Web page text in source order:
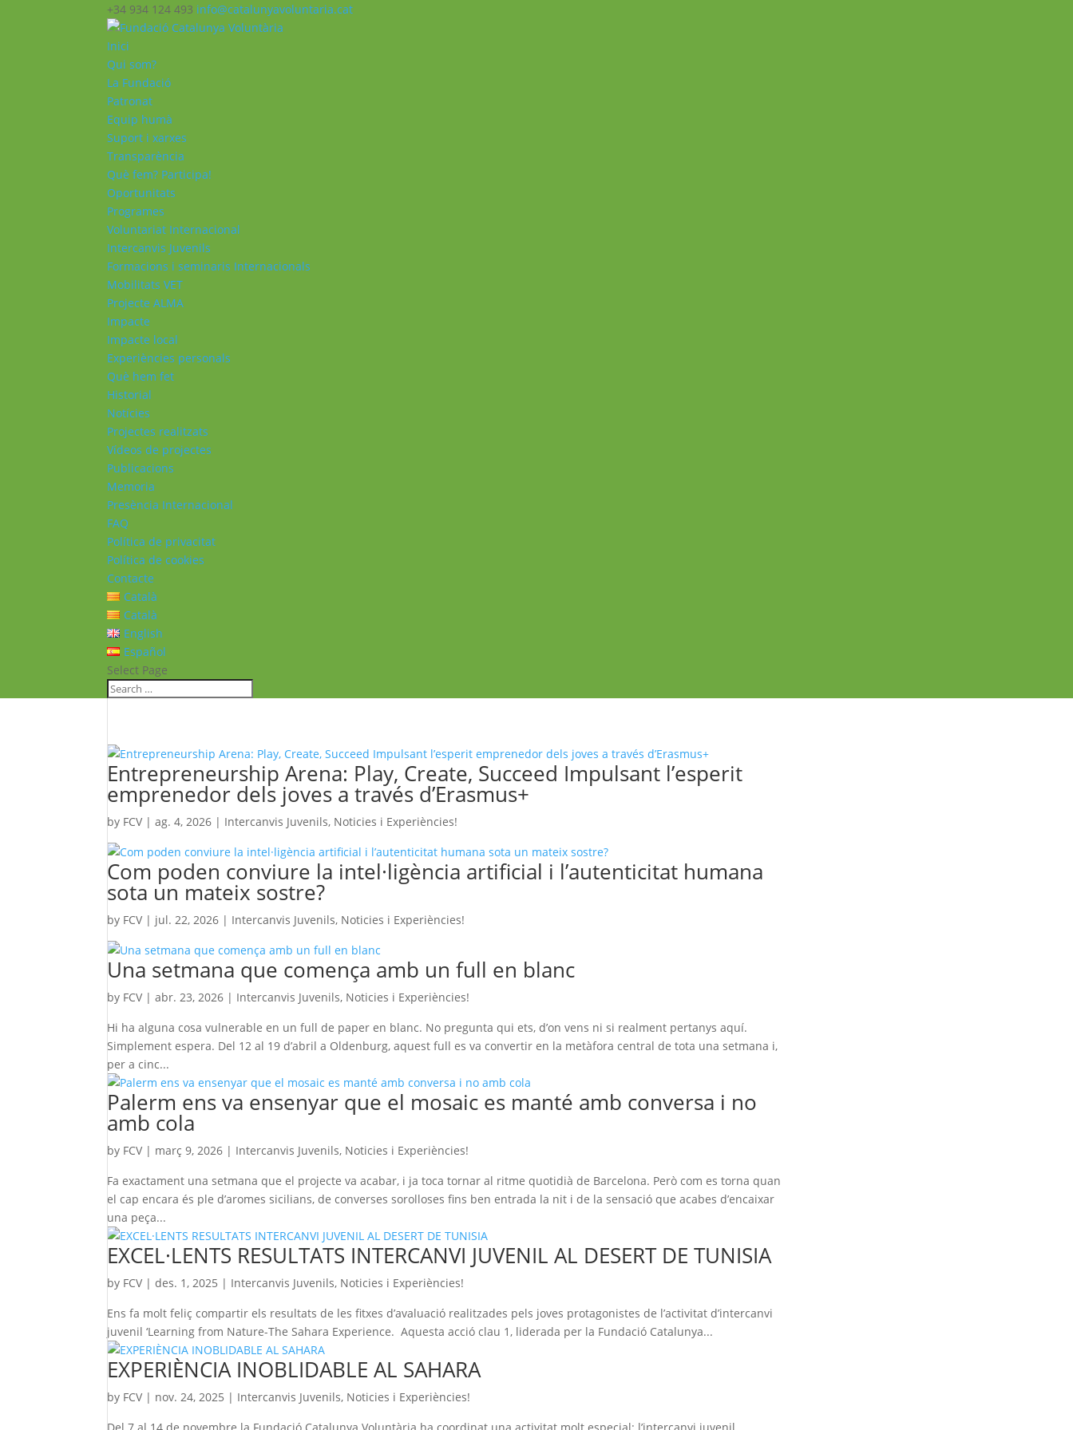
+34 934 124 493 info@catalunyavoluntaria.cat
Inici
Qui som?
La Fundació
Patronat
Equip humà
Suport i xarxes
Transparència
Què fem? Participa!
Oportunitats
Programes
Voluntariat Internacional
Intercanvis Juvenils
Formacions i seminaris Internacionals
Mobilitats VET
Projecte ALMA
Impacte
Impacte local
Experiències personals
Què hem fet
Historial
Notícies
Projectes realitzats
Vídeos de projectes
Publicacions
Memoria
Presència Internacional
FAQ
Política de privacitat
Política de cookies
Contacte
Català
Català
English
Español
Select Page
Entrepreneurship Arena: Play, Create, Succeed Impulsant l’esperit
emprenedor dels joves a través d’Erasmus+
by FCV |ag. 4, 2026 | Intercanvis Juvenils, Noticies i Experiències!
Com poden conviure la intel·ligència artificial i l’autenticitat humana
sota un mateix sostre?
by FCV | jul. 22, 2026 | Intercanvis Juvenils, Noticies i Experiències!
Una setmana que comença amb un full en blanc
by FCV |abr. 23, 2026 | Intercanvis Juvenils, Noticies i Experiències!
Hi ha alguna cosa vulnerable en un full de paper en blanc. No pregunta qui ets, d’on vens ni si realment pertanys aquí.
Simplement espera. Del 12 al 19 d’abril a Oldenburg, aquest full es va convertir en la metàfora central de tota una setmana i,
per a cinc...
Palerm ens va ensenyar que el mosaic es manté amb conversa i no
amb cola
by FCV | març 9, 2026 | Intercanvis Juvenils, Noticies i Experiències!
Fa exactament una setmana que el projecte va acabar, i ja toca tornar al ritme quotidià de Barcelona. Però com es torna quan
el cap encara és ple d’aromes sicilians, de converses sorolloses fins ben entrada la nit i de la sensació que acabes d’encaixar
una peça...
EXCEL·LENTS RESULTATS INTERCANVI JUVENIL AL DESERT DE TUNISIA
by FCV |des. 1, 2025 | Intercanvis Juvenils, Noticies i Experiències!
Ens fa molt feliç compartir els resultats de les fitxes d’avaluació realitzades pels joves protagonistes de l’activitat d’intercanvi
juvenil ‘Learning from Nature-The Sahara Experience. Aquesta acció clau 1, liderada per la Fundació Catalunya...
EXPERIÈNCIA INOBLIDABLE AL SAHARA
by FCV | nov. 24, 2025 | Intercanvis Juvenils, Noticies i Experiències!